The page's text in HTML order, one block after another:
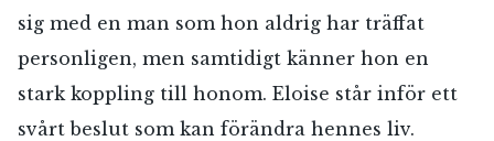
sig med en man som hon aldrig har träffat
personligen, men samtidigt känner hon en
stark koppling till honom. Eloise står inför ett
svårt beslut som kan förändra hennes liv.